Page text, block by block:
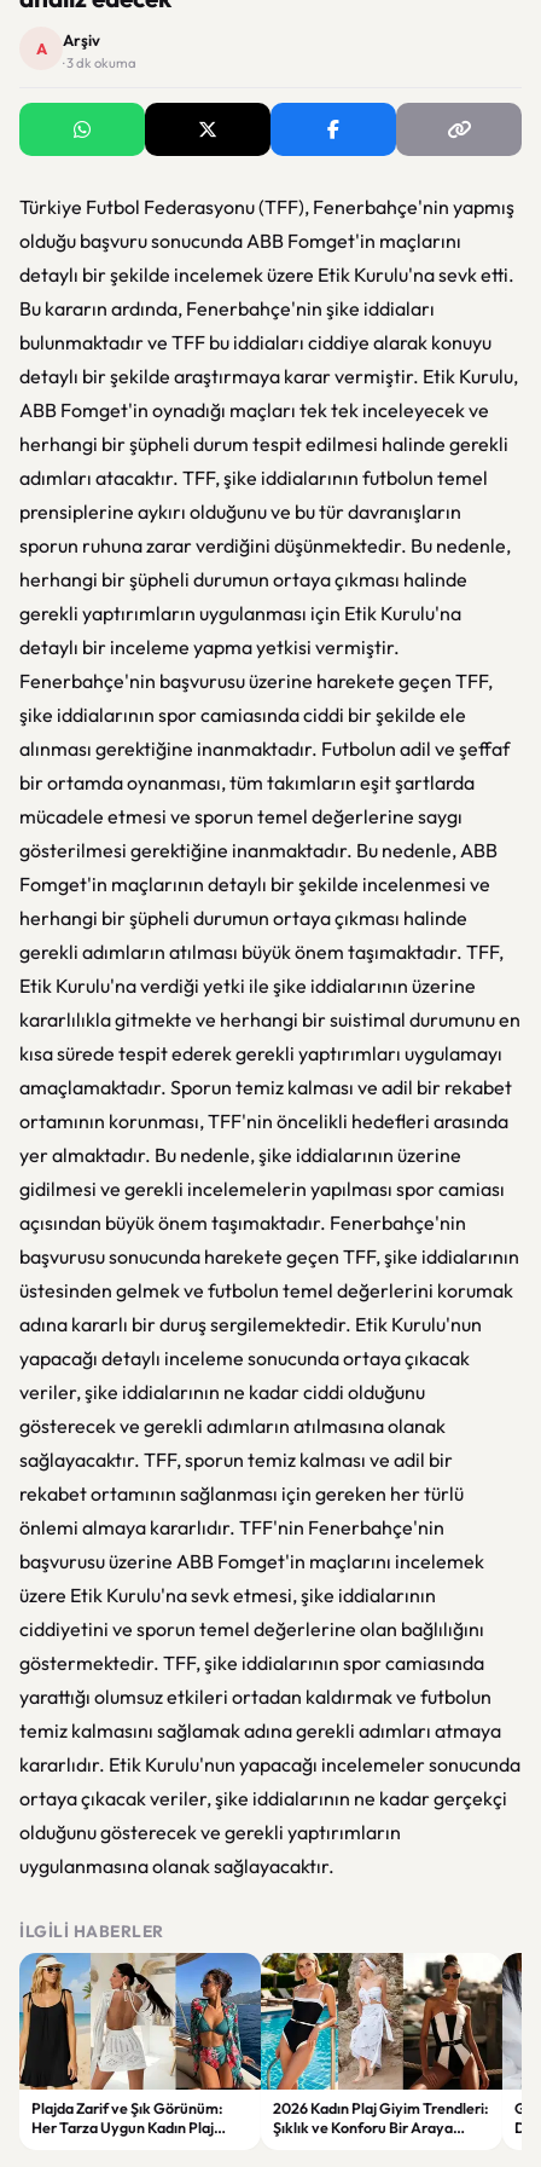
A Arşiv
· 3 dk okuma
Türkiye Futbol Federasyonu (TFF), Fenerbahçe'nin yapmış
olduğu başvuru sonucunda ABB Fomget'in maçlarını
detaylı bir şekilde incelemek üzere Etik Kurulu'na sevk etti.
Bu kararın ardında, Fenerbahçe'nin şike iddiaları
bulunmaktadır ve TFF bu iddiaları ciddiye alarak konuyu
detaylı bir şekilde araştırmaya karar vermiştir. Etik Kurulu,
ABB Fomget'in oynadığı maçları tek tek inceleyecek ve
herhangi bir şüpheli durum tespit edilmesi halinde gerekli
adımları atacaktır. TFF, şike iddialarının futbolun temel
prensiplerine aykırı olduğunu ve bu tür davranışların
sporun ruhuna zarar verdiğini düşünmektedir. Bu nedenle,
herhangi bir şüpheli durumun ortaya çıkması halinde
gerekli yaptırımların uygulanması için Etik Kurulu'na
detaylı bir inceleme yapma yetkisi vermiştir.
Fenerbahçe'nin başvurusu üzerine harekete geçen TFF,
şike iddialarının spor camiasında ciddi bir şekilde ele
alınması gerektiğine inanmaktadır. Futbolun adil ve şeffaf
bir ortamda oynanması, tüm takımların eşit şartlarda
mücadele etmesi ve sporun temel değerlerine saygı
gösterilmesi gerektiğine inanmaktadır. Bu nedenle, ABB
Fomget'in maçlarının detaylı bir şekilde incelenmesi ve
herhangi bir şüpheli durumun ortaya çıkması halinde
gerekli adımların atılması büyük önem taşımaktadır. TFF,
Etik Kurulu'na verdiği yetki ile şike iddialarının üzerine
kararlılıkla gitmekte ve herhangi bir suistimal durumunu en
kısa sürede tespit ederek gerekli yaptırımları uygulamayı
amaçlamaktadır. Sporun temiz kalması ve adil bir rekabet
ortamının korunması, TFF'nin öncelikli hedefleri arasında
yer almaktadır. Bu nedenle, şike iddialarının üzerine
gidilmesi ve gerekli incelemelerin yapılması spor camiası
açısından büyük önem taşımaktadır. Fenerbahçe'nin
başvurusu sonucunda harekete geçen TFF, şike iddialarının
üstesinden gelmek ve futbolun temel değerlerini korumak
adına kararlı bir duruş sergilemektedir. Etik Kurulu'nun
yapacağı detaylı inceleme sonucunda ortaya çıkacak
veriler, şike iddialarının ne kadar ciddi olduğunu
gösterecek ve gerekli adımların atılmasına olanak
sağlayacaktır. TFF, sporun temiz kalması ve adil bir
rekabet ortamının sağlanması için gereken her türlü
önlemi almaya kararlıdır. TFF'nin Fenerbahçe'nin
başvurusu üzerine ABB Fomget'in maçlarını incelemek
üzere Etik Kurulu'na sevk etmesi, şike iddialarının
ciddiyetini ve sporun temel değerlerine olan bağlılığını
göstermektedir. TFF, şike iddialarının spor camiasında
yarattığı olumsuz etkileri ortadan kaldırmak ve futbolun
temiz kalmasını sağlamak adına gerekli adımları atmaya
kararlıdır. Etik Kurulu'nun yapacağı incelemeler sonucunda
ortaya çıkacak veriler, şike iddialarının ne kadar gerçekçi
olduğunu gösterecek ve gerekli yaptırımların
uygulanmasına olanak sağlayacaktır.
İLGILI HABERLER
Plajda Zarif ve Şık Görünüm:
Her Tarza Uygun Kadın Plaj
2026 Kadın Plaj Giyim Trendleri:
Şıklık ve Konforu Bir Araya